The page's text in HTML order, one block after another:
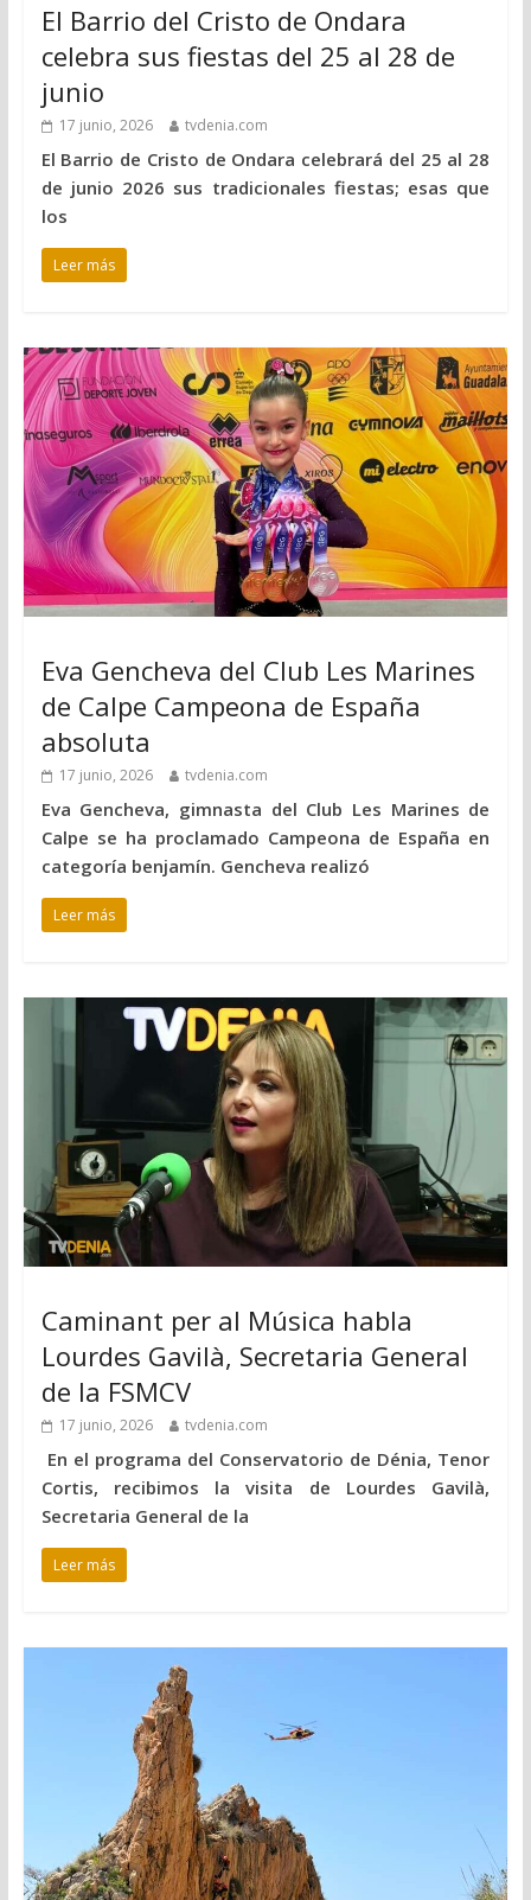
El Barrio del Cristo de Ondara
celebra sus fiestas del 25 al 28 de
junio
17 junio, 2026 tvdenia.com
El Barrio de Cristo de Ondara celebrará del 25 al 28
de junio 2026 sus tradicionales fiestas; esas que
los
Leer más
Eva Gencheva del Club Les Marines
de Calpe Campeona de España
absoluta
17 junio, 2026 tvdenia.com
Eva Gencheva, gimnasta del Club Les Marines de
Calpe se ha proclamado Campeona de España en
categoría benjamín. Gencheva realizó
Leer más
Caminant per al Música habla
Lourdes Gavilà, Secretaria General
de la FSMCV
17 junio, 2026 tvdenia.com
En el programa del Conservatorio de Dénia, Tenor
Cortis, recibimos la visita de Lourdes Gavilà,
Secretaria General de la
Leer más